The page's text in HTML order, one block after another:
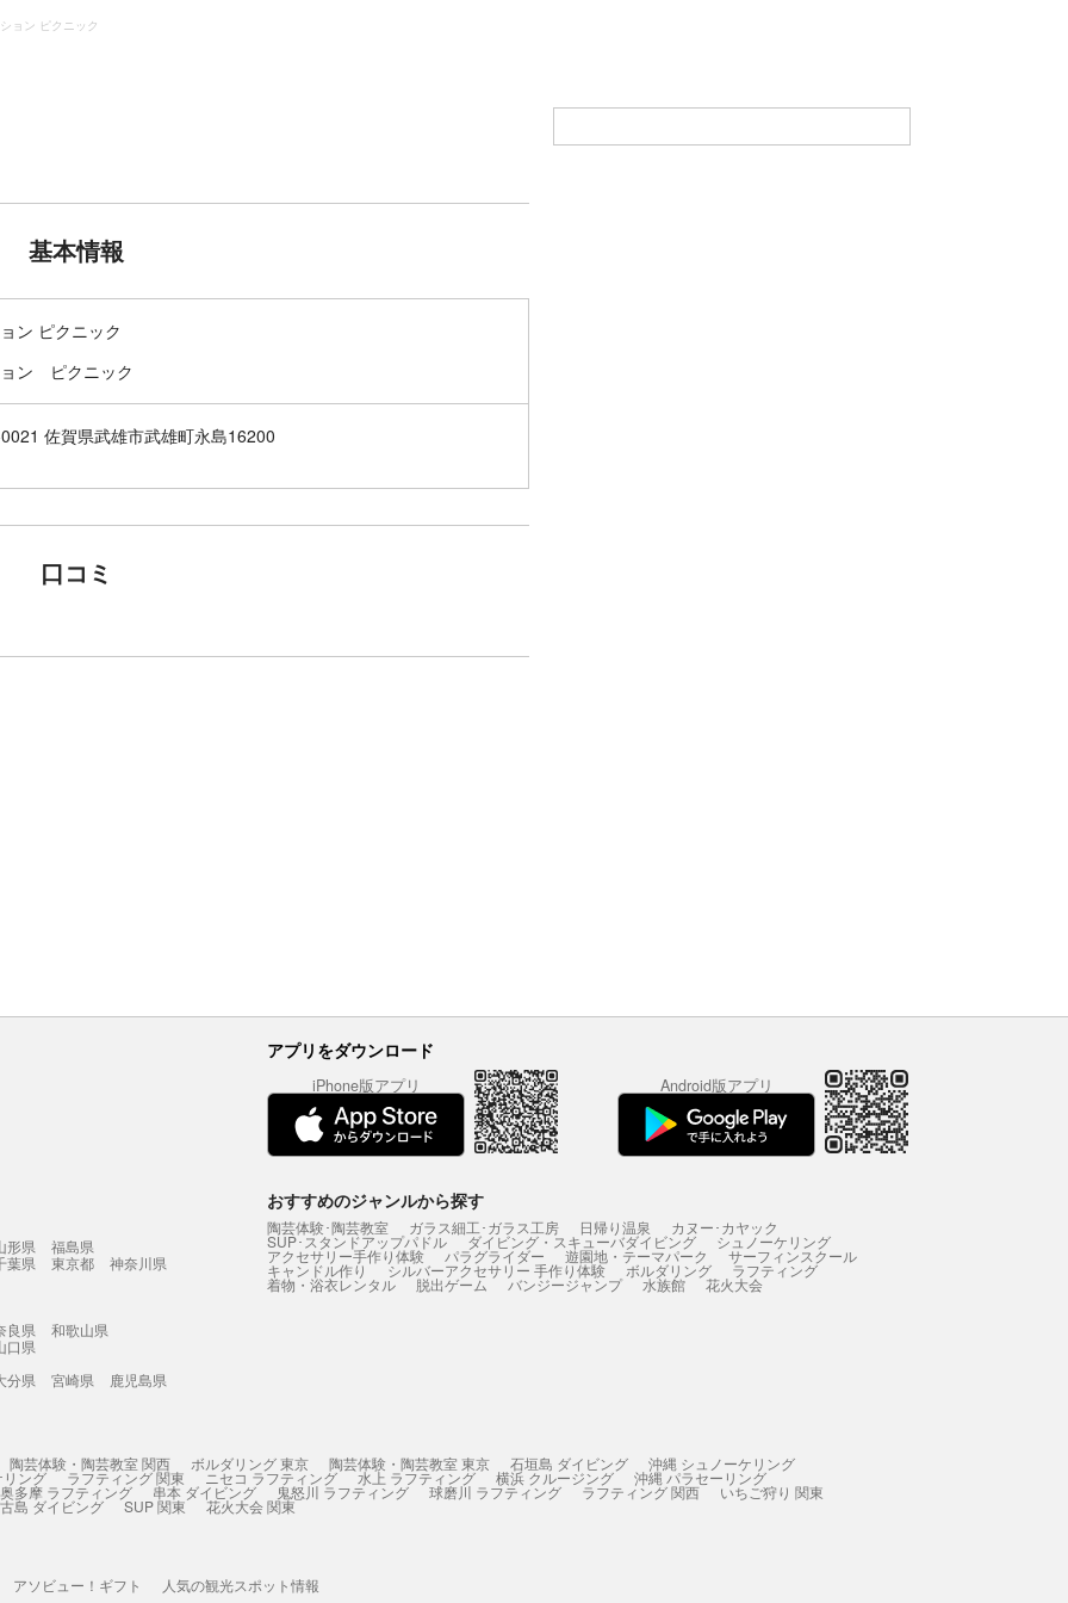
ョン ピクニック
基本情報
ン ピクニック
ン ピクニック
佐賀県武雄市武雄町永島16200
口コミ
アプリをダウンロード
iPhone版アプリ Android版アプリ
形県
福島県
葉県 東京都
神奈川県
良県
和歌山県
口県
分県 宮崎県
鹿児島県
おすすめのジャンルから探す
陶芸体験･陶芸教室 ガラス細工･ガラス工房 日帰り温泉 カヌー･カヤック
SUP･スタンドアップパドル ダイビング・スキューバダイビング シュノーケリング
アクセサリー手作り体験 パラグライダー 遊園地・テーマパーク サーフィンスクール
キャンドル作り シルバーアクセサリー 手作り体験 ボルダリング ラフティング
着物・浴衣レンタル 脱出ゲーム バンジージャンプ 水族館 花火大会
陶芸体験・陶芸教室 関西 ボルダリング 東京 陶芸体験・陶芸教室 東京 石垣島 ダイビング 沖縄 シュノーケリング
ング ラフティング 関東 ニセコ ラフティング 水上 ラフティング 横浜 クルージング 沖縄 パラセーリング
奥多摩 ラフティング 串本 ダイビング 鬼怒川 ラフティング 球磨川 ラフティング ラフティング 関西 いちご狩り 関東
島 ダイビング SUP 関東 花火大会 関東
アソビュー！ギフト 人気の観光スポット情報